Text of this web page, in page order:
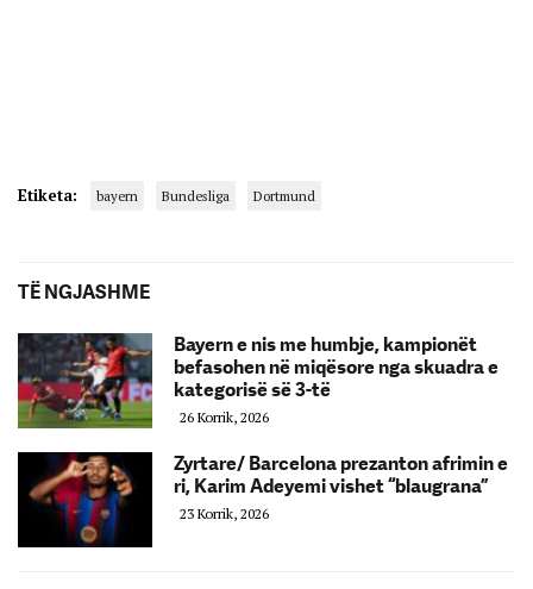
Etiketa: bayern Bundesliga Dortmund
TË NGJASHME
Bayern e nis me humbje, kampionët
befasohen në miqësore nga skuadra e
kategorisë së 3-të
26 Korrik, 2026
Zyrtare/ Barcelona prezanton afrimin e
ri, Karim Adeyemi vishet “blaugrana”
23 Korrik, 2026